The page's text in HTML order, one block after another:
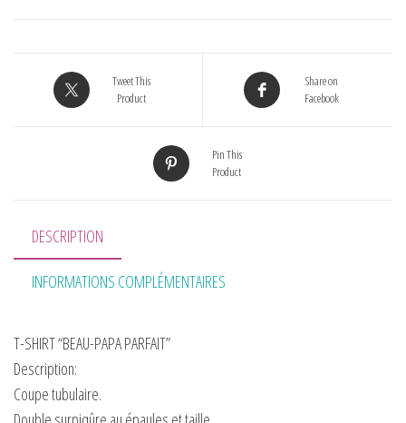
Tweet This
Product
Share on
Facebook
Pin This
Product
DESCRIPTION
INFORMATIONS COMPLÉMENTAIRES
T-SHIRT “BEAU-PAPA PARFAIT”
Description:
Coupe tubulaire.